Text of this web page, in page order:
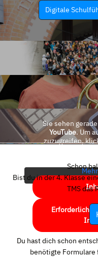
Digitale
Sie sehen
YouTube. Um
zuzugreifen,
Schon
Bist du in der 4. Klasse
TMS das
Du hast dich schon
benötigte Formulare